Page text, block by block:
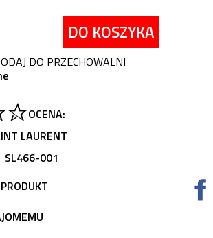
DO KOSZYKA
DO PRZECHOWALNI
OCENA:
LAURENT
SL466-001